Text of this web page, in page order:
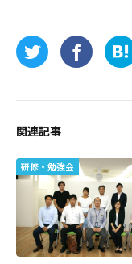
関連記事
研修・勉強会